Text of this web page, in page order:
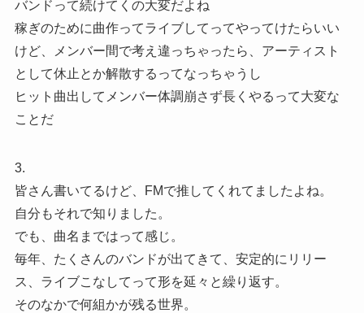
バンドって続けてくの大変だよね
稼ぎのために曲作ってライブしてってやってけたらいい
けど、メンバー間で考え違っちゃったら、アーティスト
として休止とか解散するってなっちゃうし
ヒット曲出してメンバー体調崩さず長くやるって大変な
ことだ
3.
皆さん書いてるけど、FMで推してくれてましたよね。
自分もそれで知りました。
でも、曲名まではって感じ。
毎年、たくさんのバンドが出てきて、安定的にリリー
ス、ライブこなしてって形を延々と繰り返す。
そのなかで何組かが残る世界。